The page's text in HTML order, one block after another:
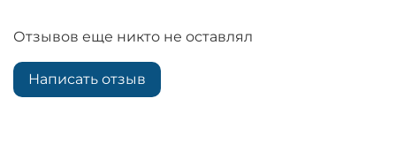
Отзывов еще никто не оставлял
Написать отзыв